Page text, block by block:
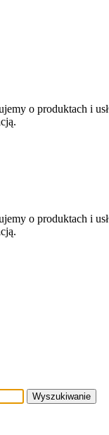
o produktach i
o produktach i